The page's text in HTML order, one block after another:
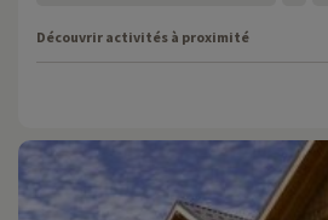
Découvrir activités à proximité